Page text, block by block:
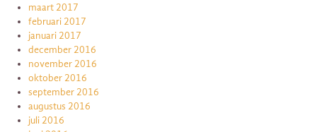
maart 2017
februari 2017
januari 2017
december 2016
november 2016
oktober 2016
september 2016
augustus 2016
juli 2016